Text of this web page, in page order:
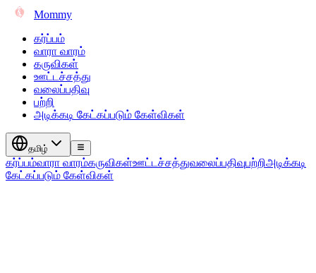
Mommy
கர்ப்பம்
வாரா வாரம்
கருவிகள்
ஊட்டச்சத்து
வலைப்பதிவு
பற்றி
அடிக்கடி கேட்கப்படும் கேள்விகள்
தமிழ்
கர்ப்பம்வாரா வாரம்கருவிகள்ஊட்டச்சத்துவலைப்பதிவுபற்றிஅடிக்கடி
கேட்கப்படும் கேள்விகள்